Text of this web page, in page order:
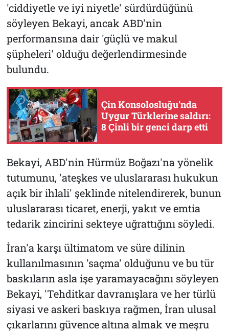
'ciddiyetle ve iyi niyetle' sürdürdüğünü
söyleyen Bekayi, ancak ABD'nin
performansına dair 'güçlü ve makul
şüpheleri' olduğu değerlendirmesinde
bulundu.
Çin Konsolosluğu’nda
Uygur Türklerine saldırı:
8 Çinli bir genci darp etti
Bekayi, ABD'nin Hürmüz Boğazı'na yönelik
tutumunu, 'ateşkes ve uluslararası hukukun
açık bir ihlali' şeklinde nitelendirerek, bunun
uluslararası ticaret, enerji, yakıt ve emtia
tedarik zincirini sekteye uğrattığını söyledi.
İran'a karşı ültimatom ve süre dilinin
kullanılmasının 'saçma' olduğunu ve bu tür
baskıların asla işe yaramayacağını söyleyen
Bekayi, 'Tehditkar davranışlara ve her türlü
siyasi ve askeri baskıya rağmen, İran ulusal
çıkarlarını güvence altına almak ve meşru